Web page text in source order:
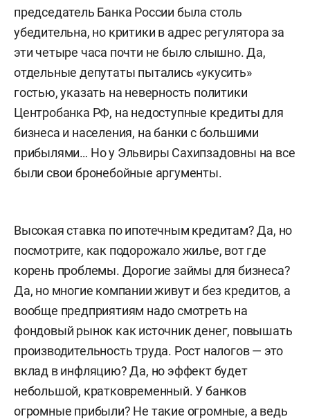
председатель Банка России была столь
убедительна, но критики в адрес регулятора за
эти четыре часа почти не было слышно. Да,
отдельные депутаты пытались «укусить»
гостью, указать на неверность политики
Центробанка РФ, на недоступные кредиты для
бизнеса и населения, на банки с большими
прибылями… Но у Эльвиры Сахипзадовны на все
были свои бронебойные аргументы.
Высокая ставка по ипотечным кредитам? Да, но
посмотрите, как подорожало жилье, вот где
корень проблемы. Дорогие займы для бизнеса?
Да, но многие компании живут и без кредитов, а
вообще предприятиям надо смотреть на
фондовый рынок как источник денег, повышать
производительность труда. Рост налогов — это
вклад в инфляцию? Да, но эффект будет
небольшой, кратковременный. У банков
огромные прибыли? Не такие огромные, а ведь